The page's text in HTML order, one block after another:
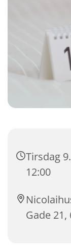
Tirsdag
12:00
Gade 21,